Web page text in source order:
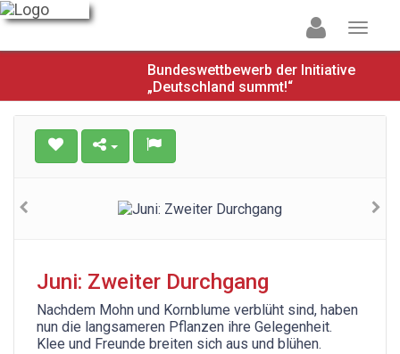
Bundeswettbewerb der Initiative
„Deutschland summt!“
Juni: Zweiter Durchgang
Nachdem Mohn und Kornblume verblüht sind, haben
nun die langsameren Pflanzen ihre Gelegenheit.
Klee und Freunde breiten sich aus und blühen.